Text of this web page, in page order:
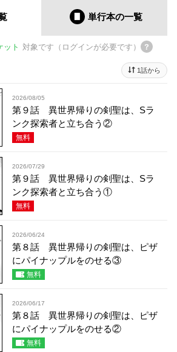
単行本の一覧
ット 対象です（ログインが必要です）
1話から
2026/08/05
第９話 異世界帰りの剣聖は、Sラ
ンク探索者と立ち合う②
無料
2026/07/29
第９話 異世界帰りの剣聖は、Sラ
ンク探索者と立ち合う①
無料
2026/06/24
第８話 異世界帰りの剣聖は、ピザ
にパイナップルをのせる③
無料
2026/06/17
第８話 異世界帰りの剣聖は、ピザ
にパイナップルをのせる②
無料